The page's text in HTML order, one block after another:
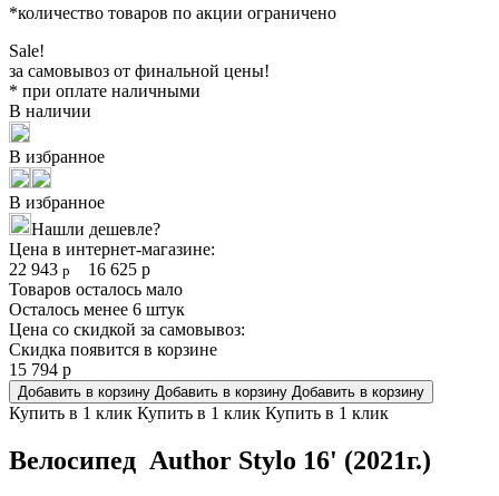
*количество товаров по акции ограничено
Sale!
за самовывоз от финальной цены!
* при оплате наличными
В наличии
В избранное
В избранное
Нашли дешевле?
Цена в интернет-магазине:
22 943 р 16 625 р
Товаров осталось мало
Осталось менее 6 штук
Цена со скидкой за самовывоз:
Скидка появится в корзине
15 794 р
Добавить в корзину Добавить в корзину Добавить в корзину
Купить в 1 клик Купить в 1 клик Купить в 1 клик
Велосипед Author Stylo 16' (2021г.)